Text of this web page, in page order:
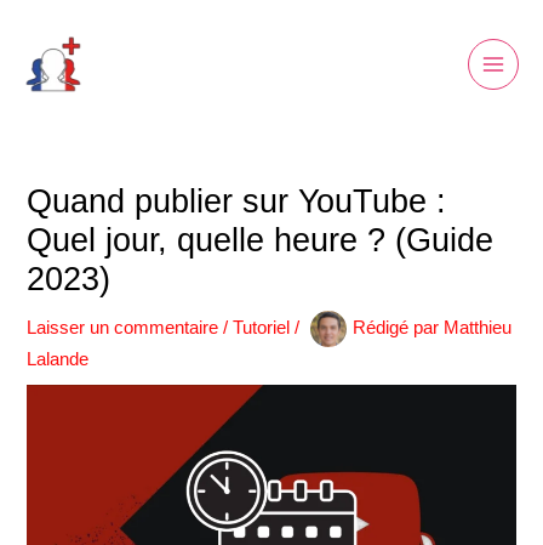
contenu
Menu
Quand publier sur YouTube :
Quel jour, quelle heure ? (Guide
2023)
Laisser un commentaire /Tutoriel / Rédigé par Matthieu
Lalande